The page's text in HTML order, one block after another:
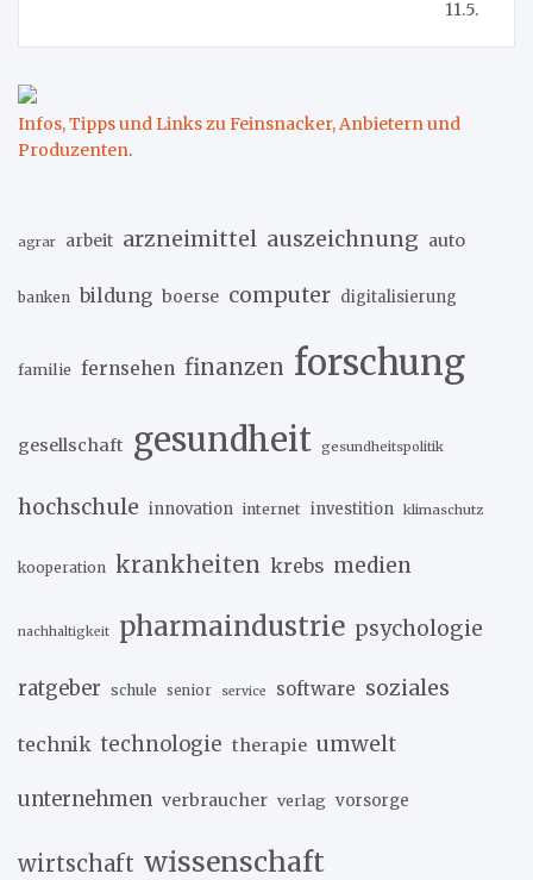
11.5.
Infos, Tipps und Links zu Feinsnacker, Anbietern und
Produzenten.
agrar arbeit arzneimittel auszeichnung auto
banken bildung boerse computer digitalisierung
familie fernsehen finanzen forschung
gesellschaft gesundheit gesundheitspolitik
hochschule innovation internet investition klimaschutz
kooperation krankheiten krebs medien
nachhaltigkeit pharmaindustrie psychologie
ratgeber schule senior service software soziales
technik technologie therapie umwelt
unternehmen verbraucher verlag vorsorge
wirtschaft wissenschaft